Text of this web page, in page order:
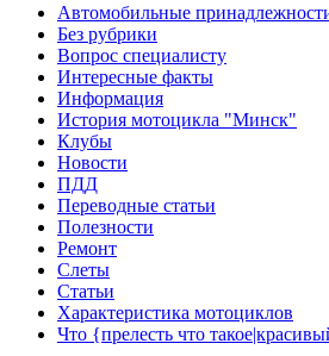
Автомобильные
Без рубрики
Вопрос специалисту
Интересные факты
Информация
История мотоцикла "Минск"
Клубы
Новости
ПДД
Переводные статьи
Полезности
Ремонт
Слеты
Статьи
Характеристика мотоциклов
Что {прелесть что